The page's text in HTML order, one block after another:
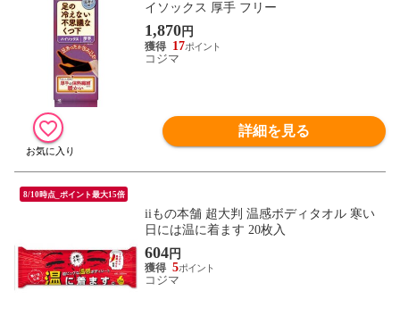
イソックス 厚手 フリー
1,870円
17
コジマ
詳細を見る
8/10時点_ポイント最大15倍
iiもの本舗 超大判 温感ボディタオル 寒い
日には温に着ます 20枚入
604円
5
コジマ